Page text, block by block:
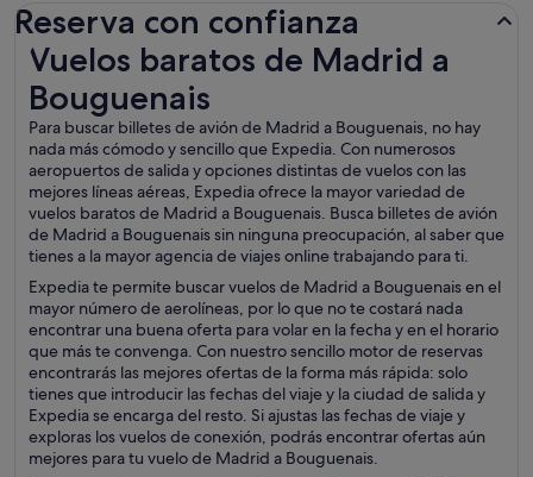
Reserva con confianza
Vuelos baratos de Madrid a
Bouguenais
Para buscar billetes de avión de Madrid a Bouguenais, no hay
nada más cómodo y sencillo que Expedia. Con numerosos
aeropuertos de salida y opciones distintas de vuelos con las
mejores líneas aéreas, Expedia ofrece la mayor variedad de
vuelos baratos de Madrid a Bouguenais. Busca billetes de avión
de Madrid a Bouguenais sin ninguna preocupación, al saber que
tienes a la mayor agencia de viajes online trabajando para ti.
Expedia te permite buscar vuelos de Madrid a Bouguenais en el
mayor número de aerolíneas, por lo que no te costará nada
encontrar una buena oferta para volar en la fecha y en el horario
que más te convenga. Con nuestro sencillo motor de reservas
encontrarás las mejores ofertas de la forma más rápida: solo
tienes que introducir las fechas del viaje y la ciudad de salida y
Expedia se encarga del resto. Si ajustas las fechas de viaje y
exploras los vuelos de conexión, podrás encontrar ofertas aún
mejores para tu vuelo de Madrid a Bouguenais.
Vuelos baratos de Madrid a Bouguenais